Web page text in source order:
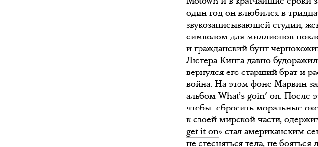
один год он влюбился в
звукозаписывающей студии,
символом для миллионов
и гражданский бунт
Лютера Кинга давно
вернулся его старший брат и
война. На этом фоне Марвин
альбом What’s goin' on. После
чтобы сбросить моральные
к своей мирской части,
get it on» стал американским
не стесняться тела, не